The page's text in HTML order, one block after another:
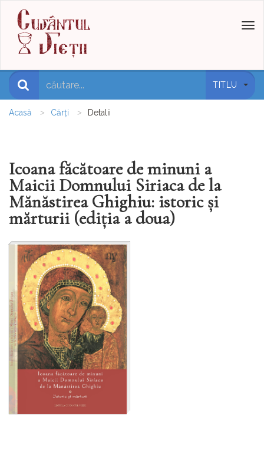
TITLU
Acasă Cărți Detalii
Icoana făcătoare de minuni a
Maicii Domnului Siriaca de la
Mănăstirea Ghighiu: istoric și
mărturii (ediția a doua)